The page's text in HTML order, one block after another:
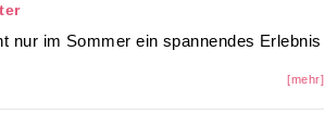
nur im Sommer ein spannendes Erlebnis
[mehr]